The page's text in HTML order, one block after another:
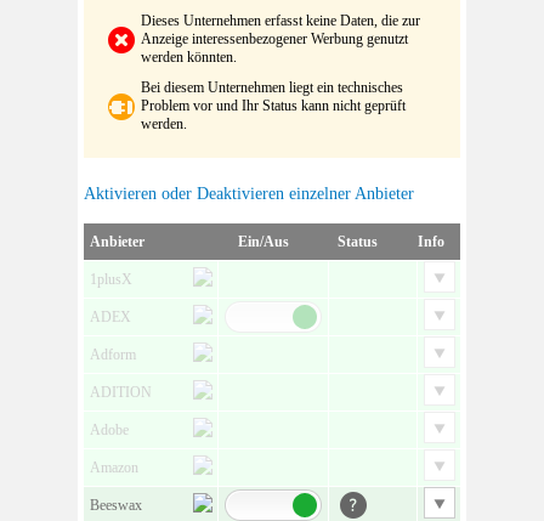
Dieses Unternehmen erfasst keine Daten, die zur
Anzeige interessenbezogener Werbung genutzt
werden könnten.
Bei diesem Unternehmen liegt ein technisches
Problem vor und Ihr Status kann nicht geprüft
werden.